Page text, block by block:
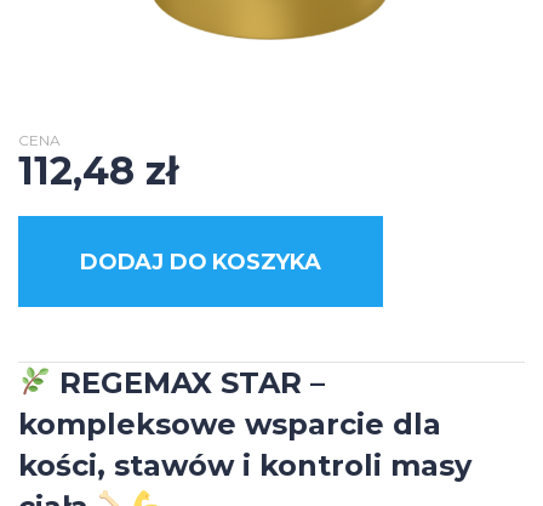
CENA
112,48 zł
DODAJ DO KOSZYKA
REGEMAX STAR –
kompleksowe wsparcie dla
kości, stawów i kontroli masy